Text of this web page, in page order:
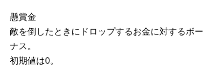
懸賞金
敵を倒したときにドロップするお金に対するボー
ナス。
初期値は0。